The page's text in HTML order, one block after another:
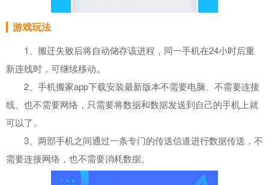
游戏玩法
1、搬迁失败后将自动储存该进程，同一手机在24小时后重
新连线时，可继续移动。
2、手机搬家app下载安装最新版本不需要电脑、不需要连接
线、也不需要网络，只需要将数据和数据发送到自己的手机上就
可以了。
3、两部手机之间通过一条专门的传送信道进行数据传送，不
需要连接网络，也不需要消耗数据。